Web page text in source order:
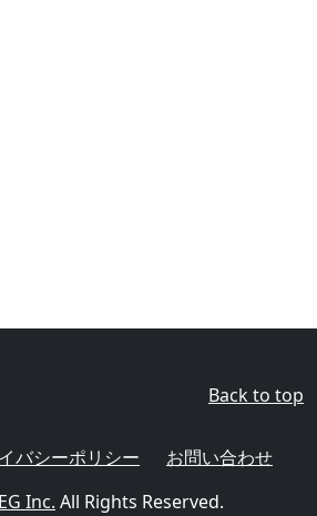
Back to top
バシーポリシー
お問い合わせ
Inc. All Rights Reserved.